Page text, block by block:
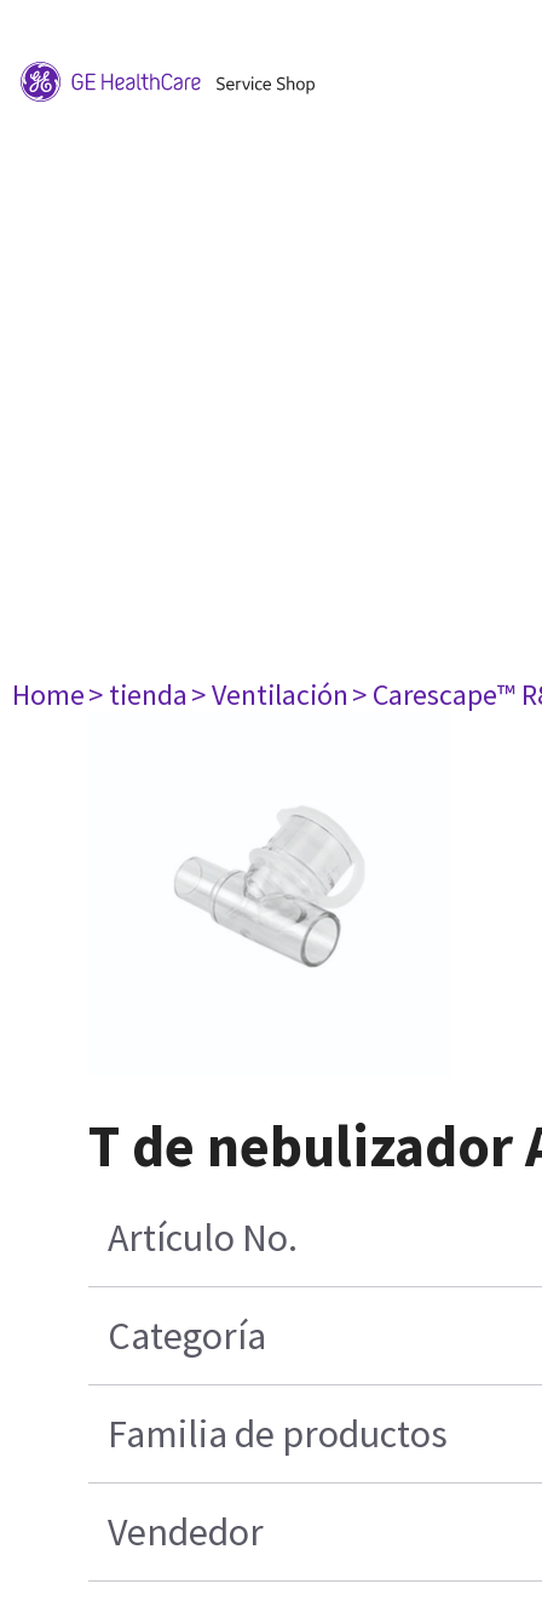
Home> tienda> Ventilación> Carescape™
T de nebulizador
Artículo No.
Categoría
Familia de productos
Vendedor